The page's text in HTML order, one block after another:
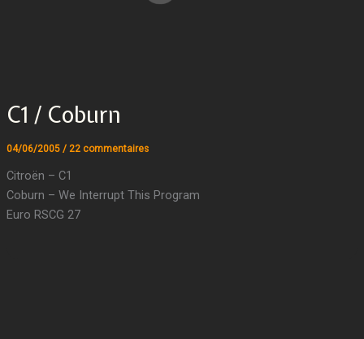
C1 / Coburn
04/06/2005 / 22 commentaires
Citroën – C1
Coburn – We Interrupt This Program
Euro RSCG 27